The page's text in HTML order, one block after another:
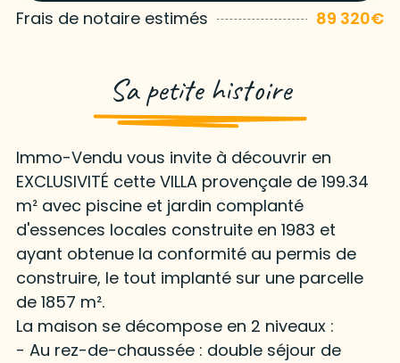
Frais de notaire estimés 89 320€
Sa petite histoire
Immo-Vendu vous invite à découvrir en
EXCLUSIVITÉ cette VILLA provençale de 199.34
m² avec piscine et jardin complanté
d'essences locales construite en 1983 et
ayant obtenue la conformité au permis de
construire, le tout implanté sur une parcelle
de 1857 m².
La maison se décompose en 2 niveaux :
- Au rez-de-chaussée : double séjour de